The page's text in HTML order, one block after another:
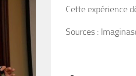
Cette expérience
Sources :